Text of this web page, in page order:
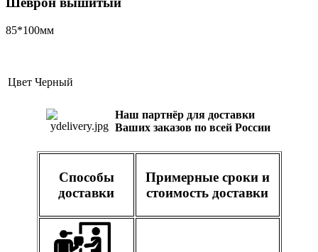
85*100мм
Цвет Черный
Наш партнёр для доставки
Ваших заказов по всей России
Способы
доставки
Примерные сроки и
стоимость доставки